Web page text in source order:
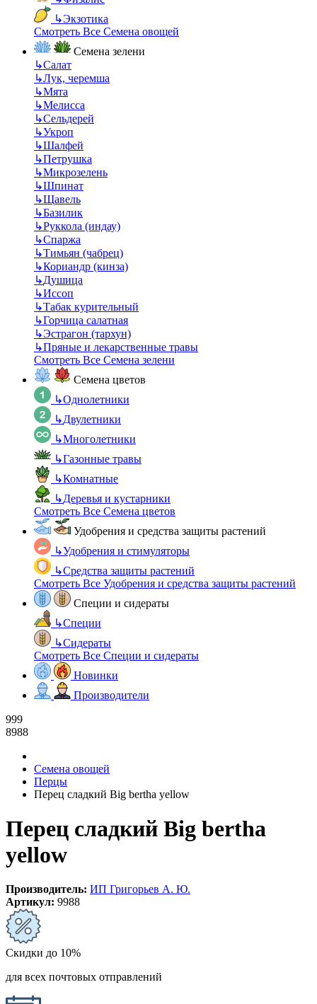
↳Экзотика
Смотреть Все Семена овощей
Семена зелени
↳Салат
↳Лук, черемша
↳Мята
↳Мелисса
↳Сельдерей
↳Укроп
↳Шалфей
↳Петрушка
↳Микрозелень
↳Шпинат
↳Щавель
↳Базилик
↳Руккола (индау)
↳Спаржа
↳Тимьян (чабрец)
↳Кориандр (кинза)
↳Душица
↳Иссоп
↳Табак курительный
↳Горчица салатная
↳Эстрагон (тархун)
↳Пряные и лекарственные травы
Смотреть Все Семена зелени
Семена цветов
↳Однолетники
↳Двулетники
↳Многолетники
↳Газонные травы
↳Комнатные
↳Деревья и кустарники
Смотреть Все Семена цветов
Удобрения и средства защиты растений
↳Удобрения и стимуляторы
↳Средства защиты растений
Смотреть Все Удобрения и средства защиты растений
Специи и сидераты
↳Специи
↳Сидераты
Смотреть Все Специи и сидераты
Новинки
Производители
999
8988
Семена овощей
Перцы
Перец сладкий Big bertha yellow
Перец сладкий Big bertha
yellow
Производитель: ИП Григорьев А. Ю.
Артикул: 9988
Скидки до 10%
для всех почтовых отправлений